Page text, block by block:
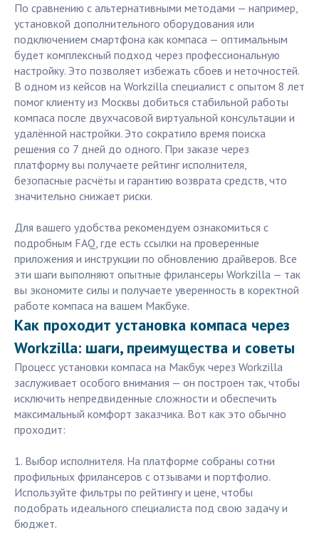
По сравнению с альтернативными методами — например,
установкой дополнительного оборудования или
подключением смартфона как компаса — оптимальным
будет комплексный подход через профессиональную
настройку. Это позволяет избежать сбоев и неточностей.
В одном из кейсов на Workzilla специалист с опытом 8 лет
помог клиенту из Москвы добиться стабильной работы
компаса после двухчасовой виртуальной консультации и
удалённой настройки. Это сократило время поиска
решения со 7 дней до одного. При заказе через
платформу вы получаете рейтинг исполнителя,
безопасные расчёты и гарантию возврата средств, что
значительно снижает риски.
Для вашего удобства рекомендуем ознакомиться с
подробным FAQ, где есть ссылки на проверенные
приложения и инструкции по обновлению драйверов. Все
эти шаги выполняют опытные фрилансеры Workzilla — так
вы экономите силы и получаете уверенность в коректной
работе компаса на вашем Макбуке.
Как проходит установка компаса через
Workzilla: шаги, преимущества и советы
Процесс установки компаса на Макбук через Workzilla
заслуживает особого внимания — он построен так, чтобы
исключить непредвиденные сложности и обеспечить
максимальный комфорт заказчика. Вот как это обычно
проходит:
1. Выбор исполнителя. На платформе собраны сотни
профильных фрилансеров с отзывами и портфолио.
Используйте фильтры по рейтингу и цене, чтобы
подобрать идеального специалиста под свою задачу и
бюджет.